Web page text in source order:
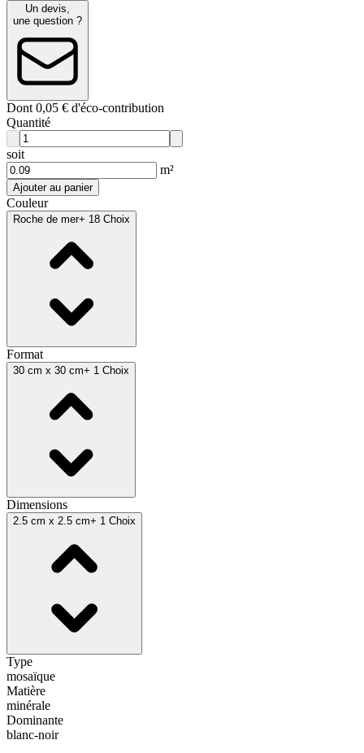
Un devis,
une question ?
Dont 0,05 € d'éco-contribution
Quantité
soit
m²
Ajouter au panier
Couleur
Roche de mer+ 18 Choix
Format
30 cm x 30 cm+ 1 Choix
Dimensions
2.5 cm x 2.5 cm+ 1 Choix
Type
mosaïque
Matière
minérale
Dominante
blanc-noir